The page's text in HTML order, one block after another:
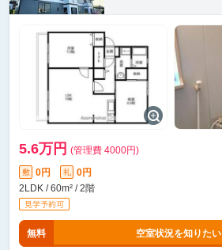
5.6万円 (管理費 4000円)
敷 0円 礼
0円
2LDK / 60m² / 2階
無料 空室状況を知りたい